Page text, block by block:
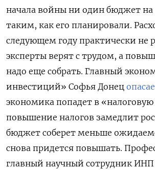
начала войны ни один бюджет на
таким, как его планировали.
следующем году практически не
эксперты верят с трудом, а
надо еще собрать. Главный
инвестиций» Софья Донец
экономика попадет в
повышение налогов замедлит
бюджет соберет меньше
снова придется повышать.
главный научный сотрудник